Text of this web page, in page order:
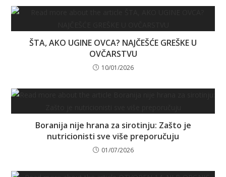
ŠTA, AKO UGINE OVCA? NAJČEŠĆE GREŠKE U
OVČARSTVU
10/01/2026
Boranija nije hrana za sirotinju: Zašto je
nutricionisti sve više preporučuju
01/07/2026